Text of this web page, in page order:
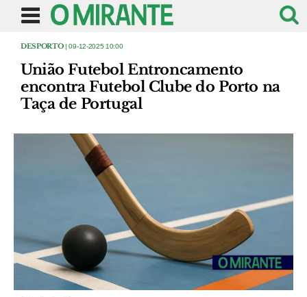
DESPORTO| 09-12-2025 10:00
União Futebol Entroncamento
encontra Futebol Clube do Porto na
Taça de Portugal